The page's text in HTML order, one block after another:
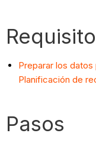
Preparar los datos
Planificación de
Pasos